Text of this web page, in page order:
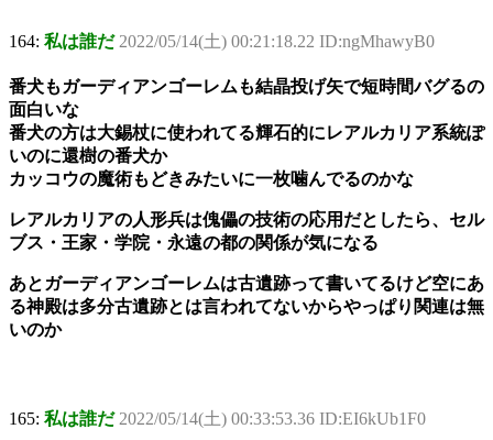
164: 私は誰だ 2022/05/14(土) 00:21:18.22 ID:ngMhawyB0
番犬もガーディアンゴーレムも結晶投げ矢で短時間バグるの
面白いな
番犬の方は大錫杖に使われてる輝石的にレアルカリア系統ぽ
いのに還樹の番犬か
カッコウの魔術もどきみたいに一枚噛んでるのかな
レアルカリアの人形兵は傀儡の技術の応用だとしたら、セル
ブス・王家・学院・永遠の都の関係が気になる
あとガーディアンゴーレムは古遺跡って書いてるけど空にあ
る神殿は多分古遺跡とは言われてないからやっぱり関連は無
いのか
165: 私は誰だ 2022/05/14(土) 00:33:53.36 ID:EI6kUb1F0